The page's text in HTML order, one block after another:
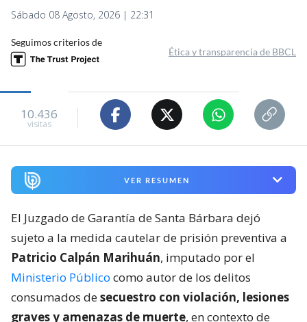
Sábado 08 Agosto, 2026 | 22:31
Seguimos criterios de
Ética y transparencia de BBCL
10.436
visitas
VER RESUMEN
El Juzgado de Garantía de Santa Bárbara dejó
sujeto a la medida cautelar de prisión preventiva a
Patricio Calpán Marihuán, imputado por el
Ministerio Público como autor de los delitos
consumados desecuestro con violación, lesiones
graves y amenazas de muerte, en contexto de